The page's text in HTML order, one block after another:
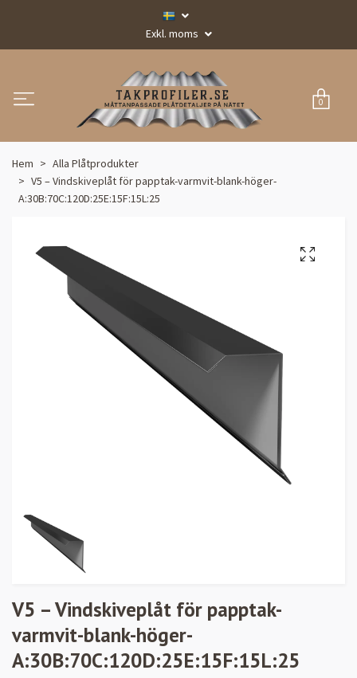
Exkl. moms
0
Hem
Alla Plåtprodukter
V5 – Vindskiveplåt för papptak-varmvit-blank-höger-
A:30B:70C:120D:25E:15F:15L:25
V5 – Vindskiveplåt för papptak-
varmvit-blank-höger-
A:30B:70C:120D:25E:15F:15L:25